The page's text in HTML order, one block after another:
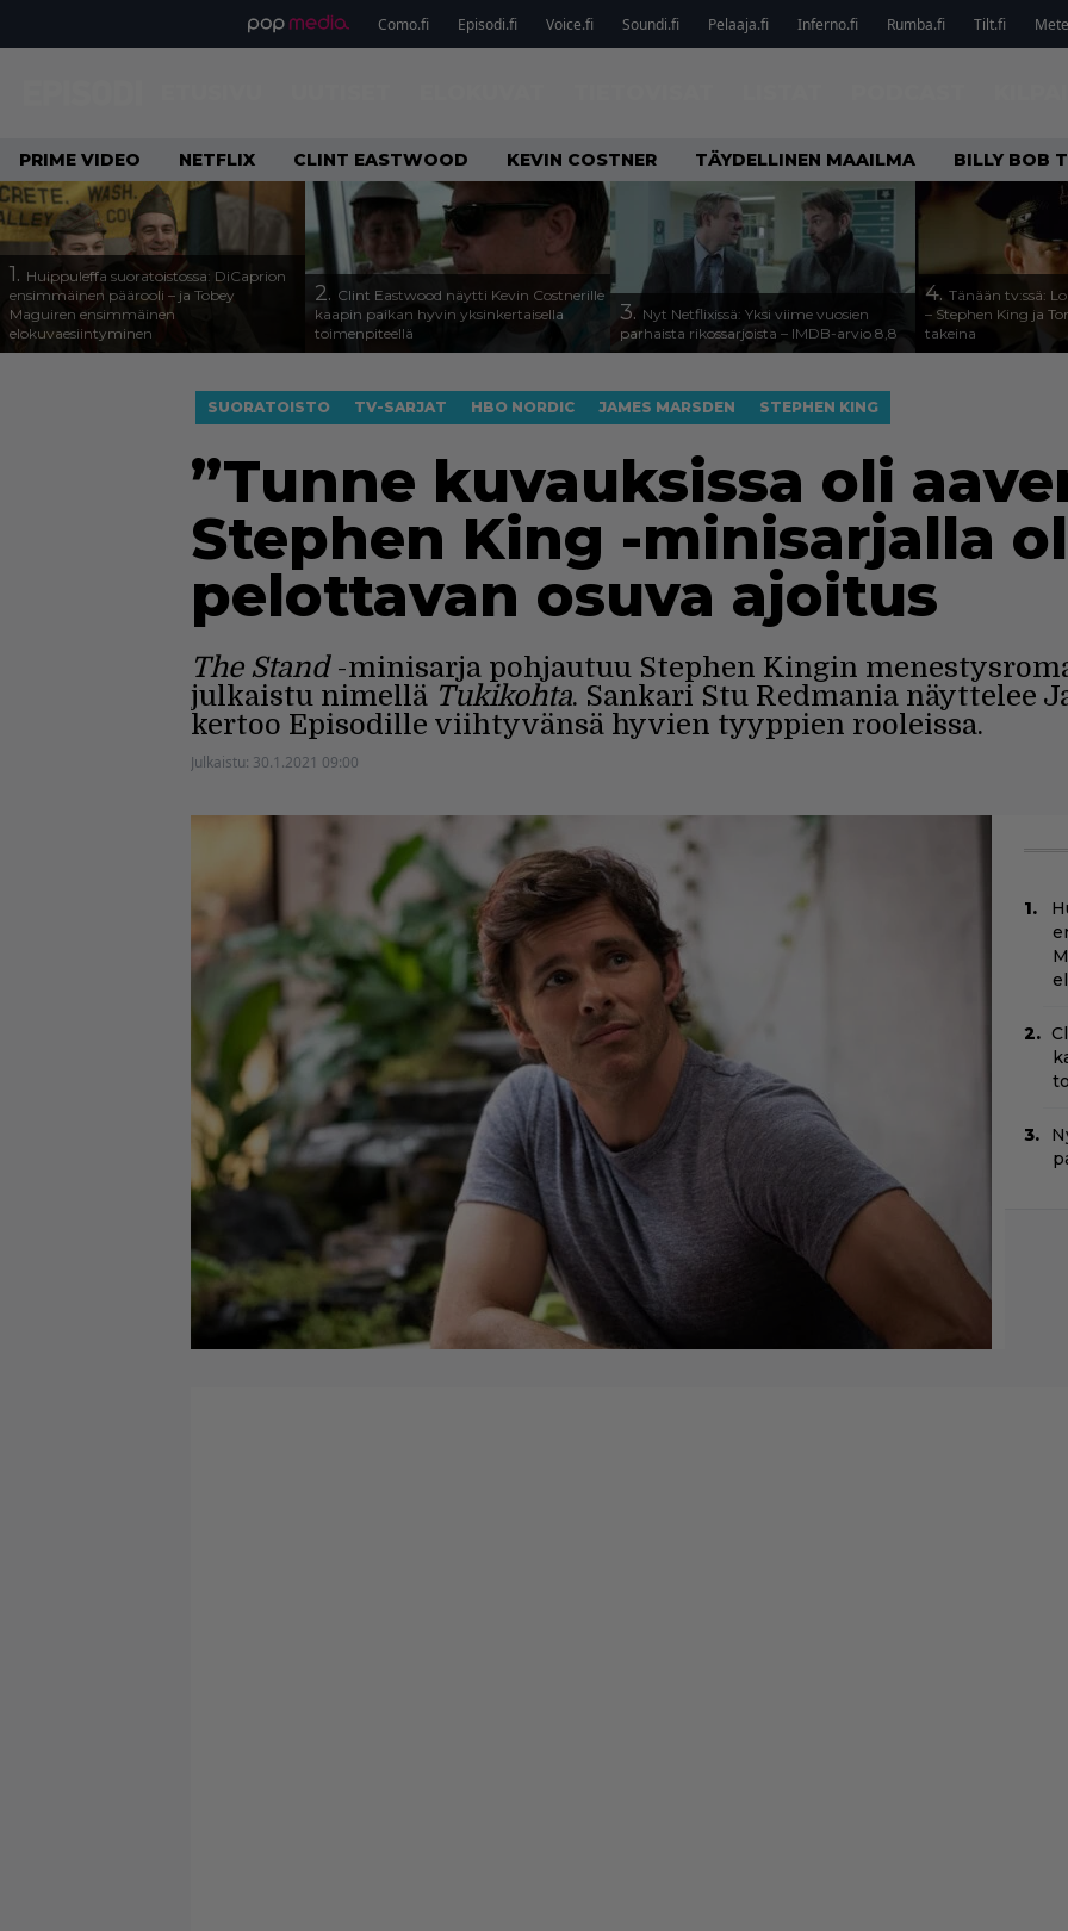
Como.fi Episodi.fi Voice.fi Soundi.fi Pelaaja.fi Inferno.fi Rumba.fi Tilt.fi
PRIME VIDEO NETFLIX CLINT EASTWOOD KEVIN COSTNER TÄYDELLINEN MAAILMA BILLY BOB
1. Huippuleffa suoratoistossa: DiCaprion
ensimmäinen päärooli – ja Tobey
Maguiren ensimmäinen
elokuvaesiintyminen
2. Clint Eastwood näytti Kevin Costnerille
kaapin paikan hyvin yksinkertaisella
toimenpiteellä
3. Nyt Netflixissä: Yksi viime vuosien
parhaista rikossarjoista – IMDB-arvio 8,8
4. Tänään tv:ssä:
– Stephen King ja
takeina
SUORATOISTO TV-SARJAT HBO NORDIC JAMES MARSDEN STEPHEN KING
”Tunne kuvauksissa oli
Stephen King -minisarjalla
pelottavan osuva ajoitus
The Stand-minisarja pohjautuu Stephen Kingin
julkaistu nimellä Tukikohta. Sankari Stu Redmania näyttelee
kertoo Episodille viihtyvänsä hyvien tyyppien rooleissa.
Julkaistu: 30.1.2021 09:00